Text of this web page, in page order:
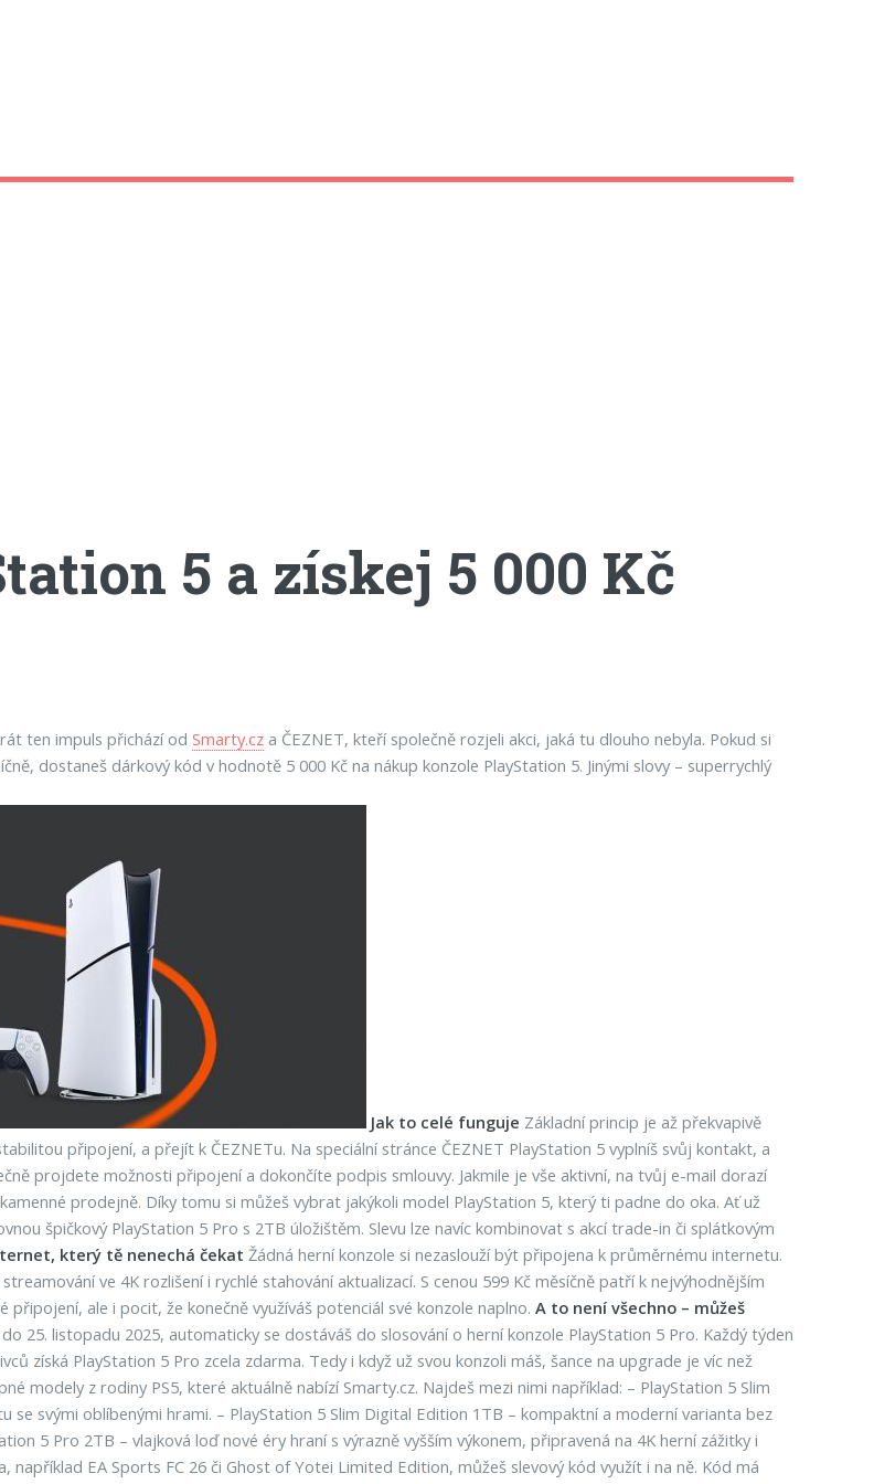
5 a získej 5 000 Kč
ten impuls přichází od Smarty.cza ČEZNET, kteří společně rozjeli akci, jaká tu dlouho nebyla. Pokud si
dostaneš dárkový kód v hodnotě 5 000 Kč na nákup konzole PlayStation 5. Jinými slovy – superrychlý
Jak to celé funguje Základní princip je až překvapivě
připojení, a přejít k ČEZNETu. Na speciální stránce ČEZNET PlayStation 5 vyplníš svůj kontakt, a
projdete možnosti připojení a dokončíte podpis smlouvy. Jakmile je vše aktivní, na tvůj e-mail dorazí
prodejně. Díky tomu si můžeš vybrat jakýkoli model PlayStation 5, který ti padne do oka. Ať už
špičkový PlayStation 5 Pro s 2TB úložištěm. Slevu lze navíc kombinovat s akcí trade-in či splátkovým
který tě nenechá čekat Žádná herní konzole si nezaslouží být připojena k průměrnému internetu.
ve 4K rozlišení i rychlé stahování aktualizací. S cenou 599 Kč měsíčně patří k nejvýhodnějším
ale i pocit, že konečně využíváš potenciál své konzole naplno. A to není všechno – můžeš
25. listopadu 2025, automaticky se dostáváš do slosování o herní konzole PlayStation 5 Pro. Každý týden
získá PlayStation 5 Pro zcela zdarma. Tedy i když už svou konzoli máš, šance na upgrade je víc než
modely z rodiny PS5, které aktuálně nabízí Smarty.cz. Najdeš mezi nimi například: – PlayStation 5 Slim
svými oblíbenými hrami. – PlayStation 5 Slim Digital Edition 1TB – kompaktní a moderní varianta bez
5 Pro 2TB – vlajková loď nové éry hraní s výrazně vyšším výkonem, připravená na 4K herní zážitky i
EA Sports FC 26 či Ghost of Yotei Limited Edition, můžeš slevový kód využít i na ně. Kód má